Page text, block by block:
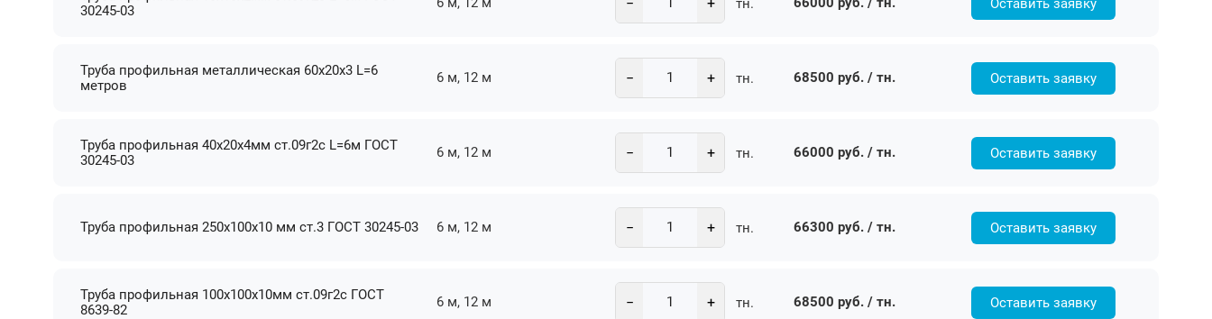
30245-03
тн. Оставить заявку
Труба профильная металлическая 60х20х3 L=6
метров
6 м, 12 м − + тн. 68500 руб. / тн. Оставить заявку
Труба профильная 40х20х4мм ст.09г2с L=6м ГОСТ
30245-03
6 м, 12 м − + тн. 66000 руб. / тн. Оставить заявку
Труба профильная 250х100х10 мм ст.3 ГОСТ 30245-03 6 м, 12 м − + тн. 66300 руб. / тн. Оставить заявку
Труба профильная 100х100х10мм ст.09г2с ГОСТ
8639-82
6 м, 12 м − + тн. 68500 руб. / тн. Оставить заявку